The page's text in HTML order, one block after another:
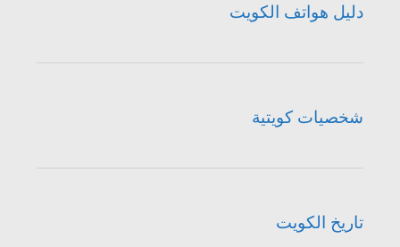
دليل هواتف الكويت
شخصيات كويتية
تاريخ الكويت